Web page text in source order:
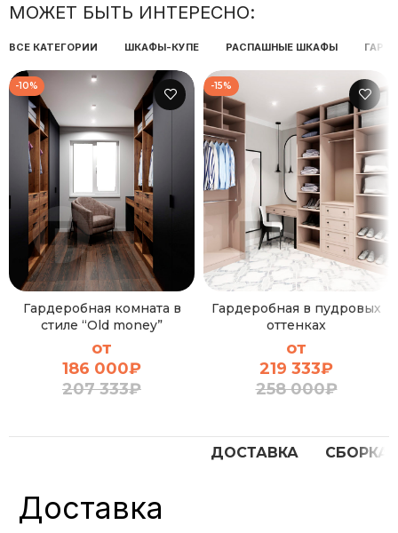
МОЖЕТ БЫТЬ ИНТЕРЕСНО:
ВСЕ КАТЕГОРИИ ШКАФЫ-КУПЕ РАСПАШНЫЕ ШКАФЫ
-10%
Гардеробная комната в
стиле “Old money”
от
186 000₽
207 333₽
-15%
Гардеробная в пудровых
оттенках
от
219 333₽
258 000₽
ДОСТАВКА СБОРКА
Доставка